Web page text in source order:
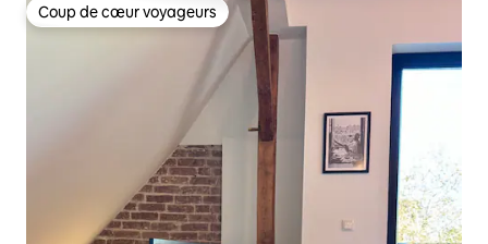
Coup de cœur voyageurs
Coup de cœur voyageurs